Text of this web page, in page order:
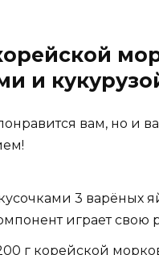
и
вам, но и
3 варёных
играет свою
г корейской